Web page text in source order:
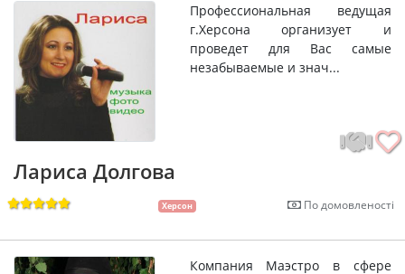
Профессиональная ведущая
г.Херсона организует и
проведет для Вас самые
незабываемые и знач...
Лариса Долгова
Херсон По домовленості
Компания Маэстро в сфере